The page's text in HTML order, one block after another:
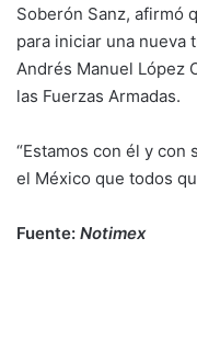
Soberón Sanz, afirmó
para iniciar una nueva
Andrés Manuel López
las Fuerzas Armadas.
“Estamos con él y con
el México que todos
Fuente: Notimex